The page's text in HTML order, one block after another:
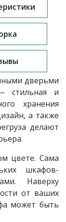
дверьми
стильная и
хранения
а также
делают
цвете. Сама
шкафов-
Наверху
от ваших
может быть